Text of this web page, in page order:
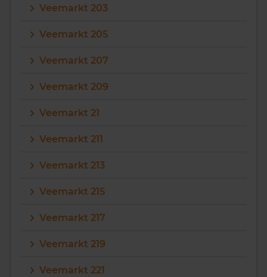
Veemarkt 203
Veemarkt 205
Veemarkt 207
Veemarkt 209
Veemarkt 21
Veemarkt 211
Veemarkt 213
Veemarkt 215
Veemarkt 217
Veemarkt 219
Veemarkt 221